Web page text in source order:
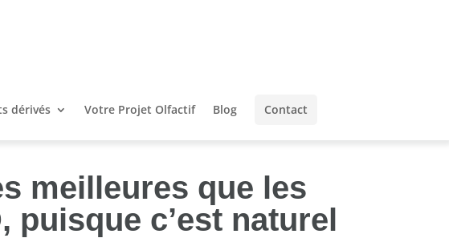
dérivés Votre Projet Olfactif Blog Contact
meilleures que les
puisque c’est naturel